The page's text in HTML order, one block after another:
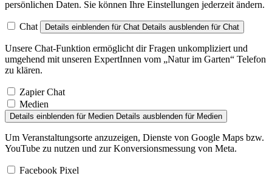
persönlichen Daten. Sie können Ihre Einstellungen jederzeit ändern.
Chat Details einblenden für Chat Details ausblenden für Chat
Unsere Chat-Funktion ermöglicht dir Fragen unkompliziert und
umgehend mit unseren ExpertInnen vom „Natur im Garten“ Telefon
zu klären.
Zapier Chat
Medien
Details einblenden für Medien Details ausblenden für Medien
Um Veranstaltungsorte anzuzeigen, Dienste von Google Maps bzw.
YouTube zu nutzen und zur Konversionsmessung von Meta.
Facebook Pixel